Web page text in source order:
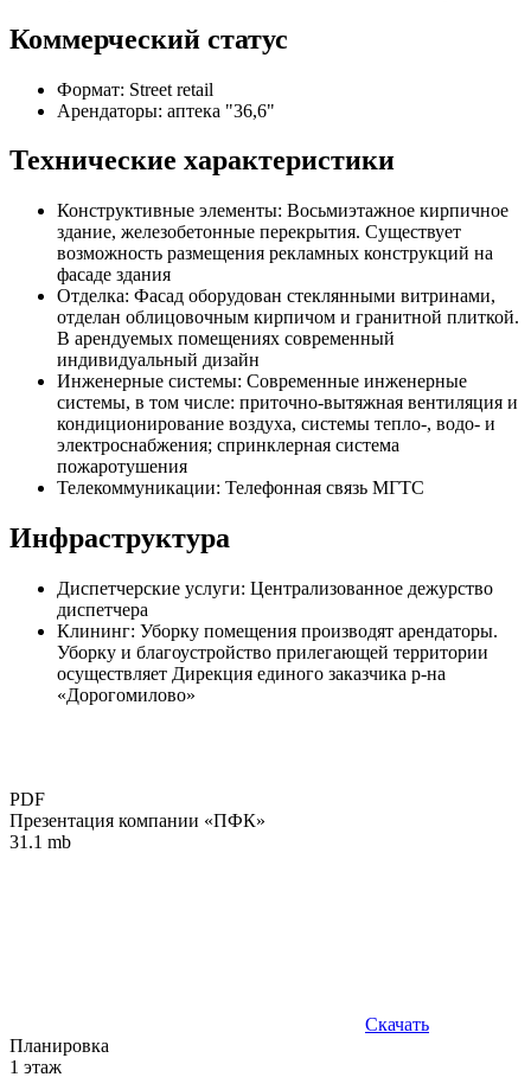
Коммерческий статус
Формат: Street retail
Арендаторы: аптека "36,6"
Технические характеристики
Конструктивные элементы: Восьмиэтажное кирпичное
здание, железобетонные перекрытия. Существует
возможность размещения рекламных конструкций на
фасаде здания
Отделка: Фасад оборудован стеклянными витринами,
отделан облицовочным кирпичом и гранитной плиткой.
В арендуемых помещениях современный
индивидуальный дизайн
Инженерные системы: Современные инженерные
системы, в том числе: приточно-вытяжная вентиляция и
кондиционирование воздуха, системы тепло-, водо- и
электроснабжения; спринклерная система
пожаротушения
Телекоммуникации: Телефонная связь МГТС
Инфраструктура
Диспетчерские услуги: Централизованное дежурство
диспетчера
Клининг: Уборку помещения производят арендаторы.
Уборку и благоустройство прилегающей территории
осуществляет Дирекция единого заказчика р-на
«Дорогомилово»
PDF
Презентация компании «ПФК»
31.1 mb
Скачать
Планировка
1 этаж